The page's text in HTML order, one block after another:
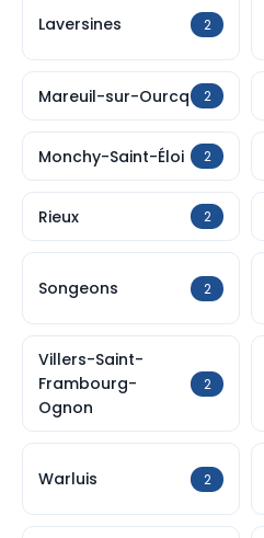
Laversines 2
Mareuil-sur-Ourcq 2
Monchy-Saint-Éloi 2
Rieux 2
Songeons 2
Villers-Saint-
Frambourg-
Ognon
2
Warluis 2